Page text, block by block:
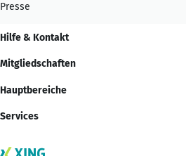
Presse
Hilfe & Kontakt
Mitgliedschaften
Hauptbereiche
Services